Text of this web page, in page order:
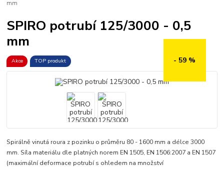
mm
SPIRO potrubí 125/3000 - 0,5
mm
Akce TOP produkt - 59 %
Spirálně vinutá roura z pozinku o průměru 80 - 1600 mm a délce 3000
mm. Síla materiálu dle platných norem EN 1505, EN 1506:2007 a EN 1507
(maximální deformace potrubí s ohledem na množství